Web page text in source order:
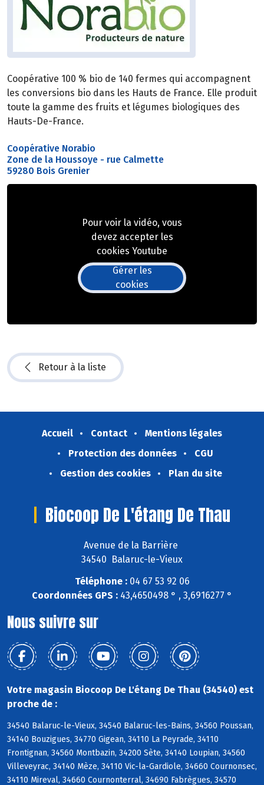
Coopérative 100 % bio de 140 fermes qui accompagnent
les conversions bio dans les Hauts de France. Elle produit
toute la gamme des fruits et légumes biologiques des
Hauts-De-France.
Coopérative Norabio
Zone de la Houssoye - rue Calmette
59280 Bois Grenier
Pour voir la vidéo, vous
devez accepter les
cookies Youtube
Gérer les
cookies
Retour à la liste
Accueil Contact
Mentions légales
Protection des données
CGU
Gestion des cookies
Plan du site
Biocoop De L'étang De Thau
Avenue de la Barrière
34540 Balaruc-le-Vieux
Téléphone :04 67 53 92 06
Coordonnées GPS : 43,4650498 ° , 3,6916277 °
Nous suivre sur
Votre magasin Biocoop De L'étang De Thau (34540) est
proche de :
34540 Balaruc-le-Vieux, 34540 Balaruc-les-Bains, 34560 Poussan,
34140 Bouzigues, 34770 Gigean, 34110 La Peyrade, 34110
Frontignan, 34560 Montbazin, 34200 Sète, 34140 Loupian, 34560
Villeveyrac, 34140 Mèze, 34110 Vic-la-Gardiole, 34660 Cournonsec,
34110 Mireval, 34660 Cournonterral, 34690 Fabrègues, 34570